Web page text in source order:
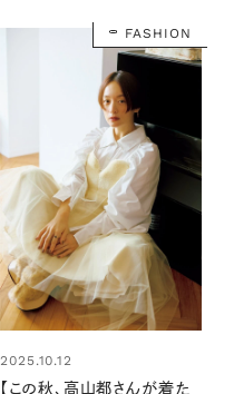
FASHION
2025.10.12
【この秋、高山都さんが着た